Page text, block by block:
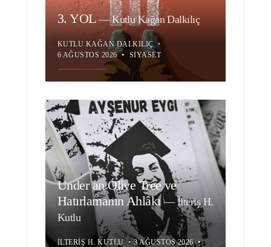
3. YOL—Kutlu Kağan Dalkılıç
KUTLU KAĞAN DALKILIÇ •
6 AĞUSTOS 2026 • SIYASET
Under an Olive Tree ve
Hatırlamanın Ahlâkı— İlteriş H.
Kutlu
İLTERIŞ H. KUTLU • 3 AĞUSTOS 2026 •